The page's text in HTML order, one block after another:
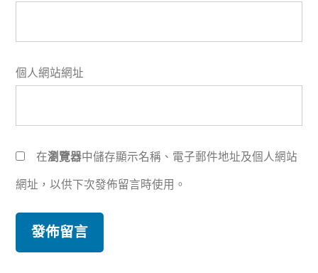
個人網站網址
在瀏覽器中儲存顯示名稱、電子郵件地址及個人網站
網址，以供下次發佈留言時使用。